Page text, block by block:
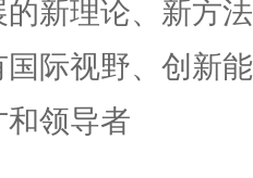
新理论、新方
际视野、创新
领导者